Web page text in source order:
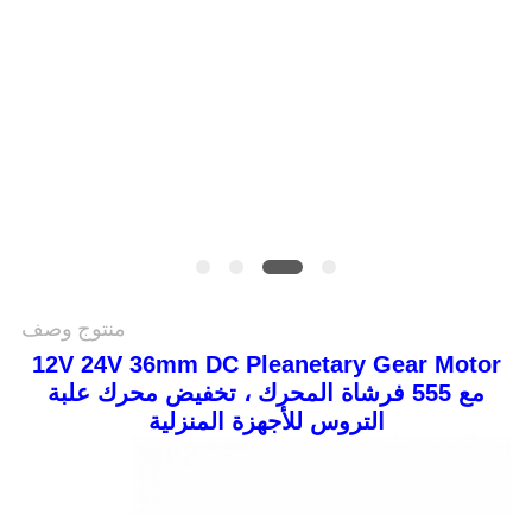
منتوج وصف
12V 24V 36mm DC Pleanetary Gear Motor
مع 555 فرشاة المحرك ، تخفيض محرك علبة
التروس للأجهزة المنزلية